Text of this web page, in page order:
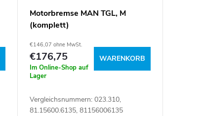
Motorbremse MAN TGL, M
(komplett)
€146,07 ohne MwSt.
€176,75
Im Online-Shop auf
Lager
WARENKORB
Vergleichsnummern: 023.310,
81.15600.6135, 81156006135